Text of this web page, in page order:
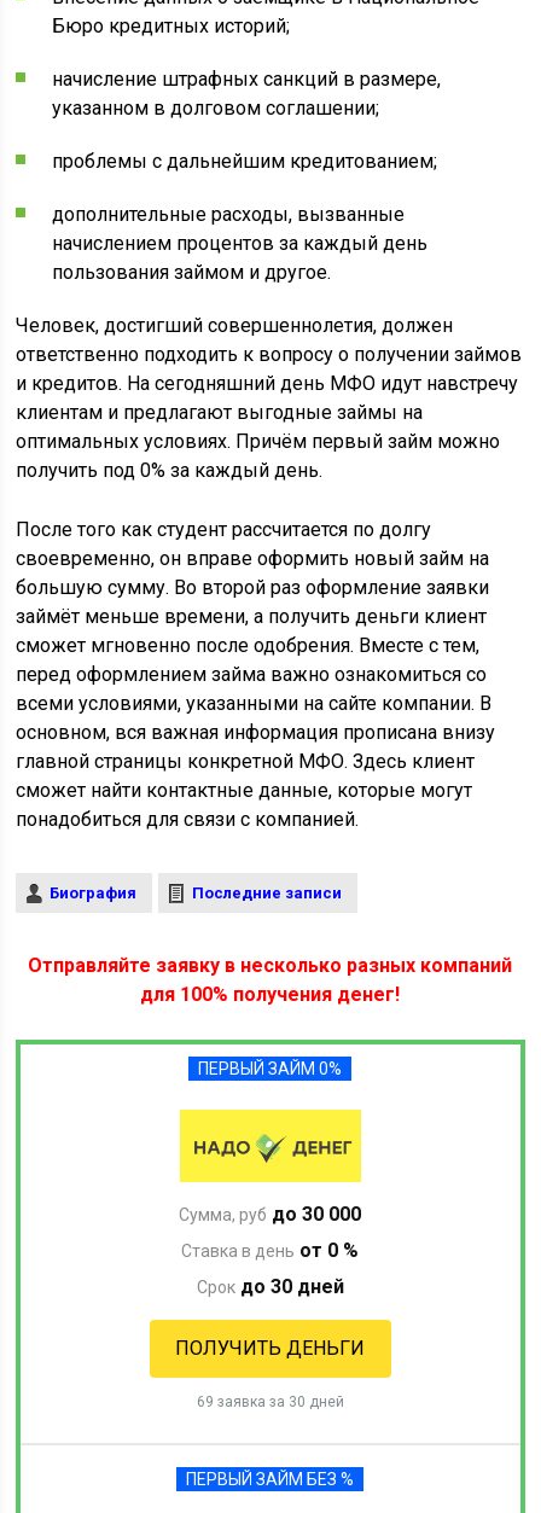
Бюро кредитных историй;
начисление штрафных санкций в размере,
указанном в долговом соглашении;
проблемы с дальнейшим кредитованием;
дополнительные расходы, вызванные
начислением процентов за каждый день
пользования займом и другое.
Человек, достигший совершеннолетия, должен
ответственно подходить к вопросу о получении займов
и кредитов. На сегодняшний день МФО идут навстречу
клиентам и предлагают выгодные займы на
оптимальных условиях. Причём первый займ можно
получить под 0% за каждый день.
После того как студент рассчитается по долгу
своевременно, он вправе оформить новый займ на
большую сумму. Во второй раз оформление заявки
займёт меньше времени, а получить деньги клиент
сможет мгновенно после одобрения. Вместе с тем,
перед оформлением займа важно ознакомиться со
всеми условиями, указанными на сайте компании. В
основном, вся важная информация прописана внизу
главной страницы конкретной МФО. Здесь клиент
сможет найти контактные данные, которые могут
понадобиться для связи с компанией.
Биография Последние записи
Отправляйте заявку в несколько разных компаний
для 100% получения денег!
ПЕРВЫЙ ЗАЙМ 0%
Сумма, руб до 30 000
Ставка в день от 0 %
Срокдо 30 дней
ПОЛУЧИТЬ ДЕНЬГИ
69 заявка за 30 дней
ПЕРВЫЙ ЗАЙМ БЕЗ %